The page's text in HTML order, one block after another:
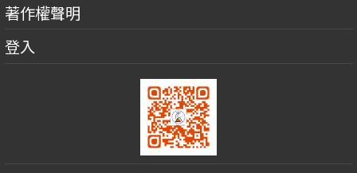
著作權聲明
登入